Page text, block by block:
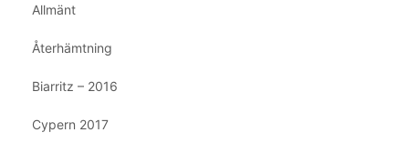
Allmänt
Återhämtning
Biarritz – 2016
Cypern 2017